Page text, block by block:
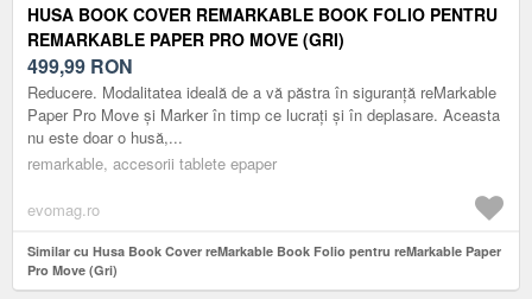
HUSA BOOK COVER REMARKABLE BOOK FOLIO PENTRU
REMARKABLE PAPER PRO MOVE (GRI)
499,99 RON
Reducere. Modalitatea ideală de a vă păstra în siguranță reMarkable
Paper Pro Move și Marker în timp ce lucrați și în deplasare. Aceasta
nu este doar o husă,...
remarkable, accesorii tablete epaper
evomag.ro
Similar cu Husa Book Cover reMarkable Book Folio pentru reMarkable Paper
Pro Move (Gri)